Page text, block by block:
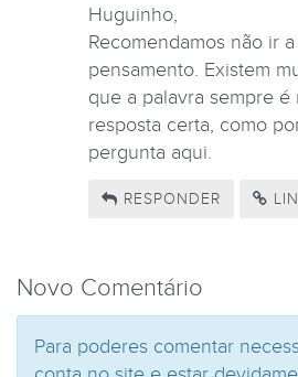
Huguinho,
Recomendamos não ir
pensamento. Existem
que a palavra sempre é
resposta certa, como
pergunta aqui.
RESPONDER
Novo Comentário
Para poderes comentar